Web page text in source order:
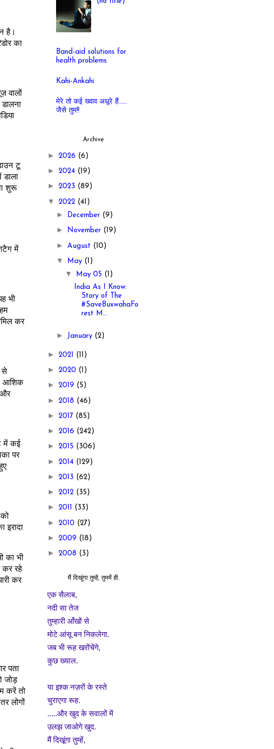
है।
का
वालों
टू
शुरू
में
भी
कर
से
आशिक
और
में कई
पर
का भी
कर रहे
कर
पता
जोड़
करें तो
लोगों
Band-aid solutions for
health problems
Kahi-Ankahi
मेरे तो कई ख्वाव अधूरे हैं......
जैसे तुम!!
Archive
► 2026 (6)
► 2024 (19)
► 2023 (89)
▼ 2022 (41)
► December (9)
► November (19)
► August (10)
▼ May (1)
▼ May 05 (1)
India As I Know:
Story of The
#SaveBuxwahaFo
rest M...
► January (2)
► 2021 (11)
► 2020 (1)
► 2019 (5)
► 2018 (46)
► 2017 (85)
► 2016 (242)
► 2015 (306)
► 2014 (129)
► 2013 (62)
► 2012 (35)
► 2011 (33)
► 2010 (27)
► 2009 (18)
► 2008 (3)
मैं दिखूंगा तुम्हें, तुममें ही.
एक सैलाब,
नदी सा तेज
तुम्हारी आँखों से
मोटे आंसू बन निकलेगा.
जब भी रूह खरोंचेंगे,
कुछ ख्याल.
या इश्क नज़रों के रस्ते
चुराएगा रूह.
.....और खुद के सवालों में
उलझ जाओगे खुद.
मैं दिखूंगा तुम्हें,